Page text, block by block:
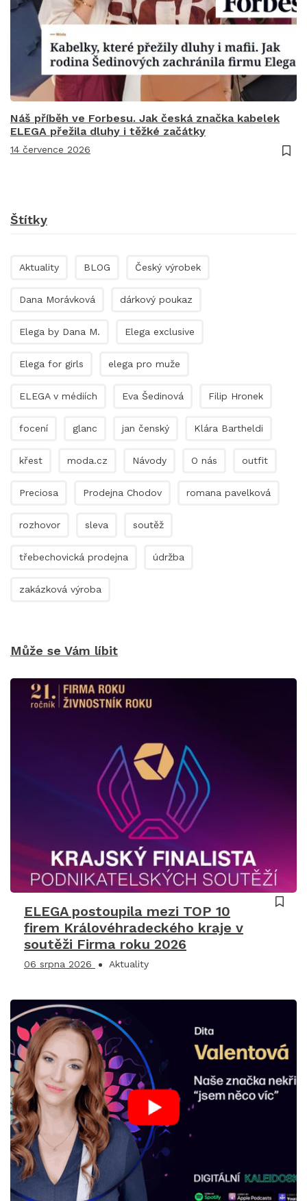
Náš příběh ve Forbesu. Jak česká značka kabelek
ELEGA přežila dluhy i těžké začátky
14 července 2026
Štítky
Aktuality BLOG Český výrobek
Dana Morávková dárkový poukaz
Elega by Dana M. Elega exclusive
Elega for girls elega pro muže
ELEGA v médiích Eva Šedinová Filip Hronek
focení glanc jan čenský Klára Bartheldi
křest moda.cz Návody O nás outfit
Preciosa Prodejna Chodov romana pavelková
rozhovor sleva soutěž
třebechovická prodejna údržba
zakázková výroba
Může se Vám líbit
ELEGA postoupila mezi TOP 10
firem Královéhradeckého kraje v
soutěži Firma roku 2026
06 srpna 2026 Aktuality